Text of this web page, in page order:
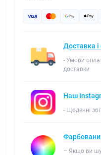
Доставка і
- Умови
доставки
Наш
- Щоденні
– Якщо ви